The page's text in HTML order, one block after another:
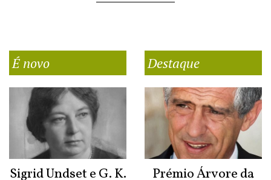
É novo
Sigrid Undset e G. K.
Destaque
Prémio Árvore da